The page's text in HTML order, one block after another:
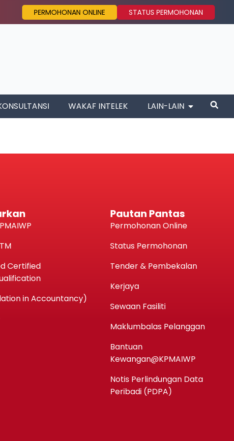
PERMOHONAN ONLINE STATUS PERMOHONAN
WAKAF INTELEK LAIN-LAIN
Certified
in Accountancy)
Pautan Pantas
Permohonan Online
Status Permohonan
Tender & Pembekalan
Kerjaya
Sewaan Fasiliti
Maklumbalas Pelanggan
Bantuan
Kewangan@KPMAIWP
Notis Perlindungan Data
Peribadi (PDPA)